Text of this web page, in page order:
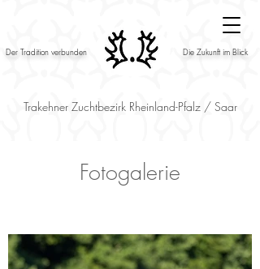
Der Tradition verbunden Die Zukunft im Blick
Trakehner Zuchtbezirk Rheinland-Pfalz / Saar
Fotogalerie